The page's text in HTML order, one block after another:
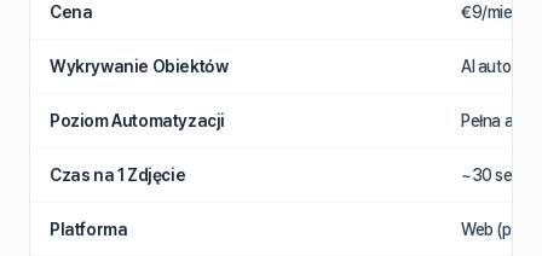
Cena €9/mies.
Wykrywanie Obiektów AI auto-
Poziom Automatyzacji Pełna
Czas na 1 Zdjęcie ~30 sek.
Platforma Web